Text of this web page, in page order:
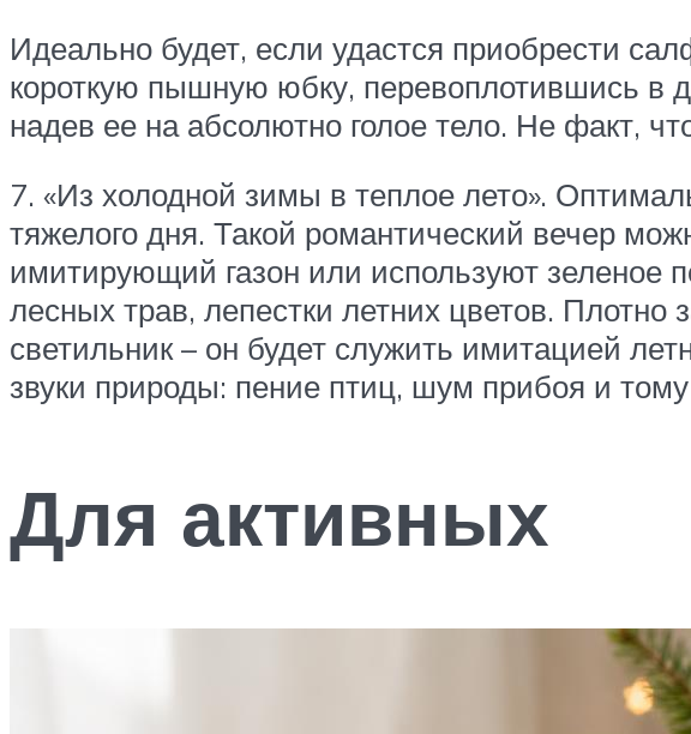
Идеально будет, если удастся приобрести
короткую пышную юбку, перевоплотившись в
надев ее на абсолютно голое тело. Не факт,
7. «Из холодной зимы в теплое лето».
тяжелого дня. Такой романтический вечер
имитирующий газон или используют
лесных трав, лепестки летних цветов.
светильник – он будет служить имитацией
звуки природы: пение птиц, шум прибоя и
Для активных